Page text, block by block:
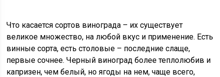
Что касается сортов винограда – их существует
великое множество, на любой вкус и применение. Есть
винные сорта, есть столовые – последние слаще,
первые сочнее. Черный виноград более теплолюбив и
капризен, чем белый, но ягоды на нем, чаще всего,